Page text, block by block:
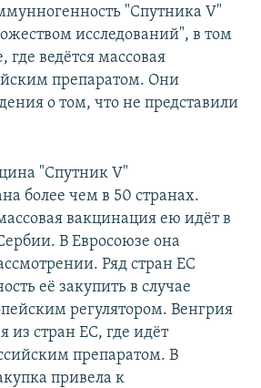
"Спутника V"
исследований", в том
где ведётся массовая
препаратом. Они
о том, что не представили
"Спутник V"
более чем в 50 странах.
вакцинация ею идёт в
В Евросоюзе она
Ряд стран ЕС
её закупить в случае
регулятором. Венгрия
из стран ЕС, где идёт
препаратом. В
привела к